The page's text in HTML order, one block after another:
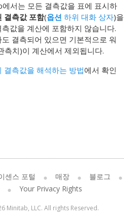
서는 모든 결측값을 표에 표시하
결측값 포함(옵션 하위 대화 상자)을
값을 계산에 포함하지 않습니다.
결측되어 있으면 기본적으로 워
측치)이 계산에서 제외됩니다.
결측값을 해석하는 방법에서 확인
센스 포털 매장
블로그
Your Privacy Rights
Minitab, LLC. All rights Reserved.